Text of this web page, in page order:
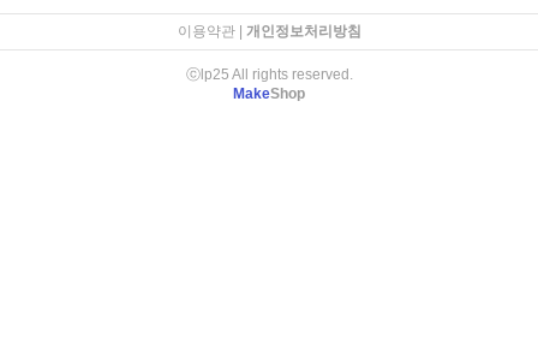
이용약관| 개인정보처리방침
ⓒlp25 All rights reserved.
MakeShop